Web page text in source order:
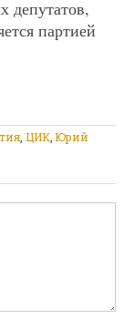
депутатов,
партией
ЦИК ,Юрий